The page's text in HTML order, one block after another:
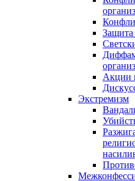
Защита
Акции
Экстремизм